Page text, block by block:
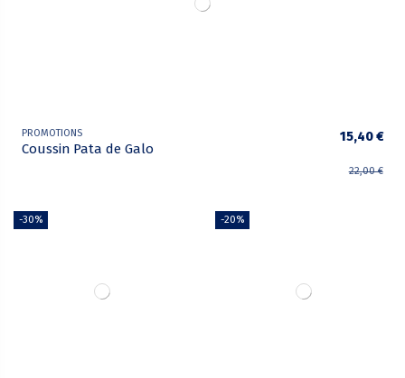
PROMOTIONS
Coussin Pata de Galo
15,40 €
22,00 €
-30% -20%